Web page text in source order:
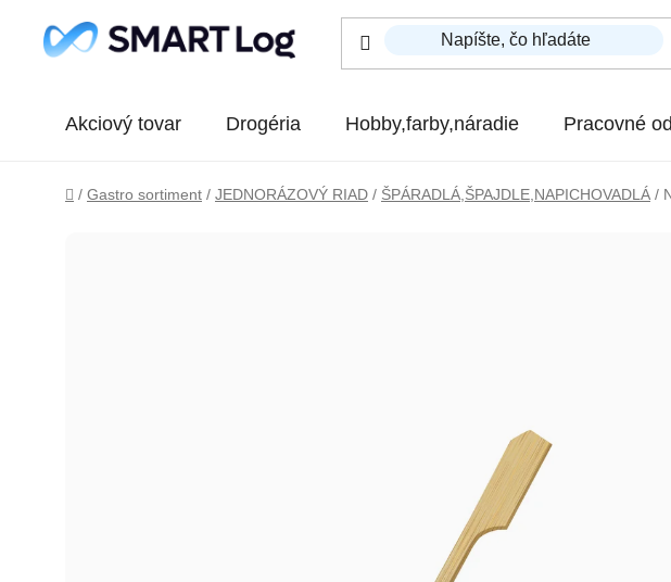
Akciový tovar Drogéria Hobby,farby,náradie Pracovné
Domov
/ Gastro sortiment / JEDNORÁZOVÝ RIAD / ŠPÁRADLÁ,ŠPAJDLE,NAPICHOVADLÁ /